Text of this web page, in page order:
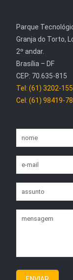
Parque
Granja do Torto,
2º andar.
Brasília – DF
CEP: 70.635-815
Tel: (61) 3202-
Cel: (61) 98419-